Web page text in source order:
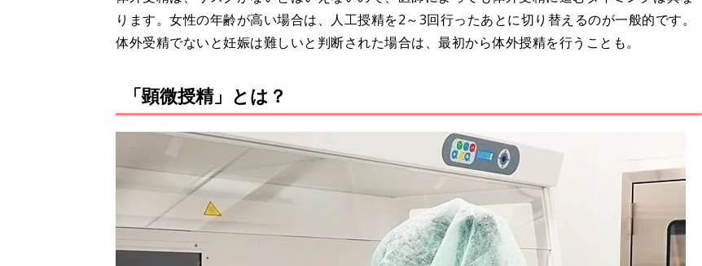
ります。女性の年齢が高い場合は、人工授精を2～3回行ったあとに切り替えるのが一般的です。
体外受精でないと妊娠は難しいと判断された場合は、最初から体外授精を行うことも。
「顕微授精」とは？